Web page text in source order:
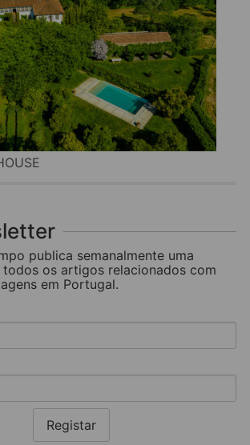
publica semanalmente uma
os artigos relacionados com
em Portugal.
Registar